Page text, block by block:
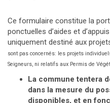
Ce formulaire constitue la
ponctuelles d’aides et
uniquement destiné aux
sont pas concernés: les projets
Seigneurs, ni relatifs aux Permis de
La commune tentera
dans la mesure du
disponibles, et en